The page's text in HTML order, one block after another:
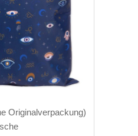
Originalverpackung)